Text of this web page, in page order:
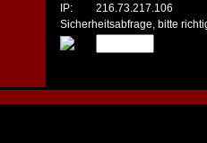
IP:
216.73.217.106
Sicherheitsabfrage, bitte